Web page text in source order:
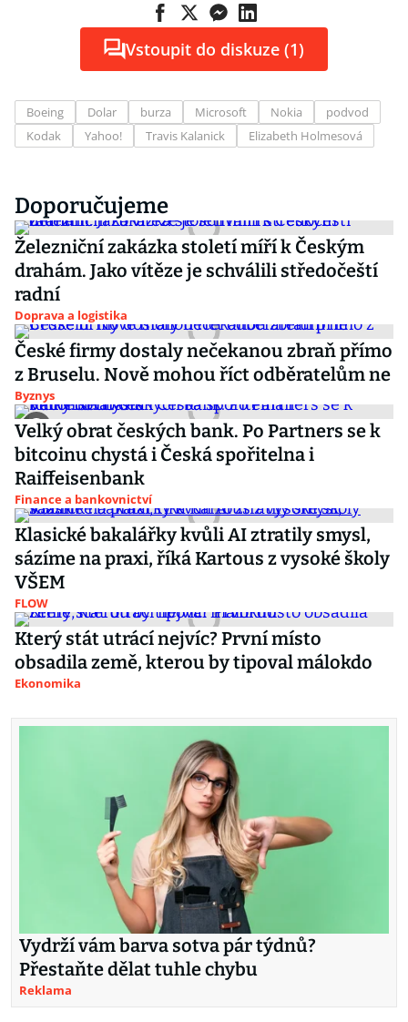
Vstoupit do diskuze (1)
Boeing Dolar burza Microsoft Nokia
podvod
Kodak
Yahoo! Travis Kalanick Elizabeth Holmesová
Doporučujeme
Železniční zakázka století míří k Českým
drahám. Jako vítěze je schválili středočeští
radní
Doprava a logistika
České firmy dostaly nečekanou zbraň přímo
z Bruselu. Nově mohou říct odběratelům ne
Byznys
Velký obrat českých bank. Po Partners se k
bitcoinu chystá i Česká spořitelna i
Raiffeisenbank
Finance a bankovnictví
Klasické bakalářky kvůli AI ztratily smysl,
sázíme na praxi, říká Kartous z vysoké školy
VŠEM
FLOW
Který stát utrácí nejvíc? První místo
obsadila země, kterou by tipoval málokdo
Ekonomika
Vydrží vám barva sotva pár týdnů?
Přestaňte dělat tuhle chybu
Reklama